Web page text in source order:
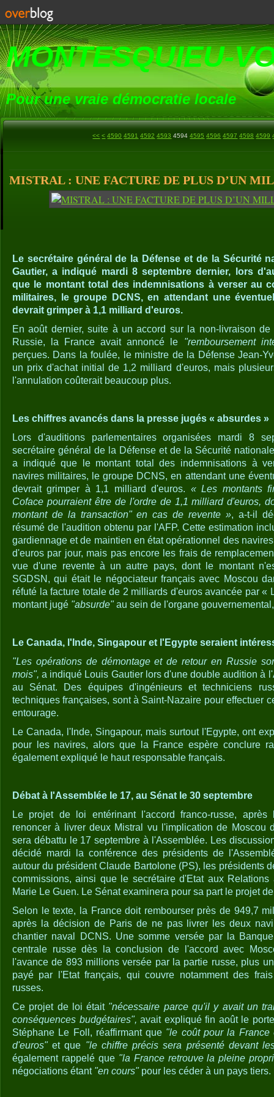
MONTESQUIEU-
Pour une vraie démocratie locale
<< < 4500
4510
4520
4530
4540
4550
4560
4570
4580
4590 4591 4592 4593 4594 4595 4596 4597 4598 4599
MISTRAL : UNE FACTURE DE PLUS D’UN
Le secrétaire général de la Défense et de la Sécurité
Gautier, a indiqué mardi 8 septembre dernier, lors
que le montant total des indemnisations à verser au
militaires, le groupe DCNS, en attendant une
devrait grimper à 1,1 milliard d'euros.
En août dernier, suite à un accord sur la non-livraison
Russie, la France avait annoncé le "remboursement
perçues. Dans la foulée, le ministre de la Défense Jean-
un prix d'achat initial de 1,2 milliard d'euros, mais
l'annulation coûterait beaucoup plus.
Les chiffres avancés dans la presse jugés « absurdes »
Lors d'auditions parlementaires organisées mardi 8
secrétaire général de la Défense et de la Sécurité
a indiqué que le montant total des indemnisations à
navires militaires, le groupe DCNS, en attendant une
devrait grimper à 1,1 milliard d'euros. « Les montants
Coface pourraient être de l'ordre de 1,1 milliard d'euros,
montant de la transaction" en cas de revente », a-t-il
résumé de l'audition obtenu par l'AFP. Cette estimation
gardiennage et de maintien en état opérationnel des
d'euros par jour, mais pas encore les frais de
vue d'une revente à un autre pays, dont le montant
SGDSN, qui était le négociateur français avec Moscou
réfuté la facture totale de 2 milliards d'euros avancée par «
montant jugé "absurde"au sein de l'organe
Le Canada, l'Inde, Singapour et l'Egypte seraient
"Les opérations de démontage et de retour en Russie
mois", a indiqué Louis Gautier lors d'une double audition à
au Sénat. Des équipes d'ingénieurs et techniciens
techniques françaises, sont à Saint-Nazaire pour effectuer
entourage.
Le Canada, l'Inde, Singapour, mais surtout l'Egypte, ont
pour les navires, alors que la France espère conclure
également expliqué le haut responsable français.
Débat à l'Assemblée le 17, au Sénat le 30 septembre
Le projet de loi entérinant l'accord franco-russe,
renoncer à livrer deux Mistral vu l'implication de Moscou
sera débattu le 17 septembre à l'Assemblée. Les
décidé mardi la conférence des présidents de
autour du président Claude Bartolone (PS), les présidents
commissions, ainsi que le secrétaire d'Etat aux Relations
Marie Le Guen. Le Sénat examinera pour sa part le projet
Selon le texte, la France doit rembourser près de 949,7
après la décision de Paris de ne pas livrer les deux
chantier naval DCNS. Une somme versée par la
centrale russe dès la conclusion de l'accord avec
l'avance de 893 millions versée par la partie russe, plus
payé par l'Etat français, qui couvre notamment des
russes.
Ce projet de loi était "nécessaire parce qu'il y avait un
conséquences budgétaires", avait expliqué fin août le
Stéphane Le Foll, réaffirmant que "le coût pour la France
d'euros"et que "le chiffre précis sera présenté devant
également rappelé que "la France retrouve la pleine
négociations étant "en cours" pour les céder à un pays tiers.